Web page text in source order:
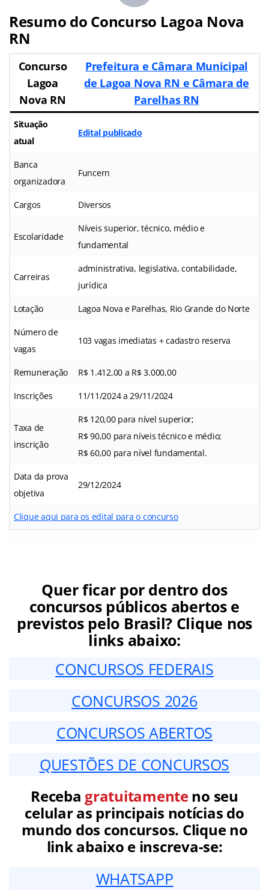
Resumo do Concurso Lagoa Nova
RN
Concurso
Lagoa
Nova RN
Prefeitura e Câmara Municipal
de Lagoa Nova RN e Câmara de
Parelhas RN
Situação
atual
Edital publicado
Banca
organizadora
Funcern
Cargos Diversos
Escolaridade
Níveis superior, técnico, médio e
fundamental
Carreiras
administrativa, legislativa, contabilidade,
jurídica
Lotação Lagoa Nova e Parelhas, Rio Grande do Norte
Número de
vagas
103 vagas imediatas + cadastro reserva
Remuneração R$ 1.412,00 a R$ 3.000,00
Inscrições 11/11/2024 a 29/11/2024
Taxa de
inscrição
R$ 120,00 para nível superior;
R$ 90,00 para níveis técnico e médio;
R$ 60,00 para nível fundamental.
Data da prova
objetiva
29/12/2024
Clique aqui para os edital para o concurso
Quer ficar por dentro dos
concursos públicos abertos e
previstos pelo Brasil? Clique nos
links abaixo:
CONCURSOS FEDERAIS
CONCURSOS 2026
CONCURSOS ABERTOS
QUESTÕES DE CONCURSOS
Receba gratuitamenteno seu
celular as principais notícias do
mundo dos concursos. Clique no
link abaixo e inscreva-se:
WHATSAPP